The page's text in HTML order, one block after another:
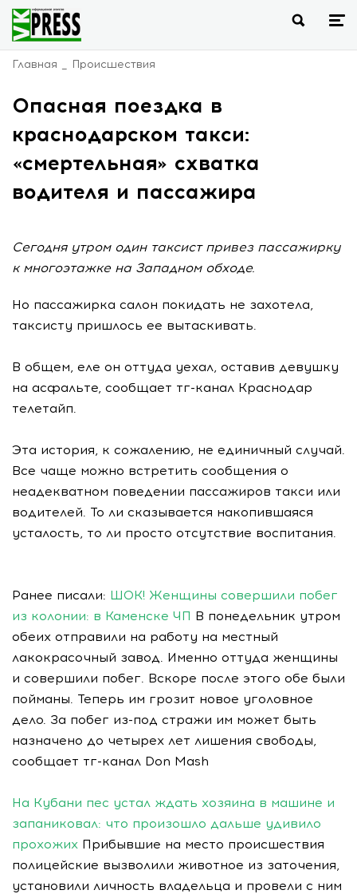
Главная Происшествия
Опасная поездка в
краснодарском такси:
«смертельная» схватка
водителя и пассажира
Сегодня утром один таксист привез пассажирку
к многоэтажке на Западном обходе.
Но пассажирка салон покидать не захотела,
таксисту пришлось ее вытаскивать.
В общем, еле он оттуда уехал, оставив девушку
на асфальте, сообщает тг-канал Краснодар
телетайп.
Эта история, к сожалению, не единичный случай.
Все чаще можно встретить сообщения о
неадекватном поведении пассажиров такси или
водителей. То ли сказывается накопившаяся
усталость, то ли просто отсутствие воспитания.
Ранее писали: ШОК! Женщины совершили побег
из колонии: в Каменске ЧП В понедельник утром
обеих отправили на работу на местный
лакокрасочный завод. Именно оттуда женщины
и совершили побег. Вскоре после этого обе были
пойманы. Теперь им грозит новое уголовное
дело. За побег из-под стражи им может быть
назначено до четырех лет лишения свободы,
сообщает тг-канал Don Mash
На Кубани пес устал ждать хозяина в машине и
запаниковал: что произошло дальше удивило
прохожих Прибывшие на место происшествия
полицейские вызволили животное из заточения,
установили личность владельца и провели с ним